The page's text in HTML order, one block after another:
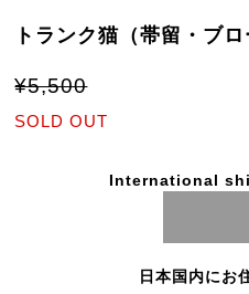
トランク猫（帯留・ブロ
¥5,500
SOLD OUT
International
日本国内にお